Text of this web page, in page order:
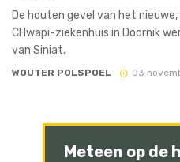
De houten gevel van het
CHwapi-ziekenhuis in Doornik
van Siniat.
WOUTER POLSPOEL 03
Meteen op de